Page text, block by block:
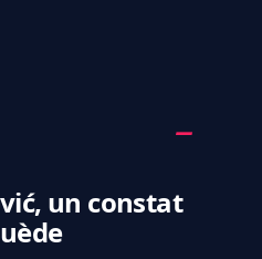
un constat